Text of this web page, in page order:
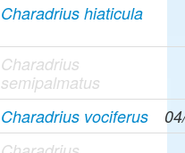
Charadrius hiaticula
Charadrius
semipalmatus
Charadrius vociferus